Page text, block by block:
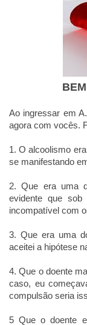
Ao ingressar em
agora com vocês.
1. O alcoolismo
se manifestando
2. Que era uma
evidente que
incompatível com
3. Que era uma
aceitei a hipótese
4. Que o doente
caso, eu
compulsão seria
5 Que o doente